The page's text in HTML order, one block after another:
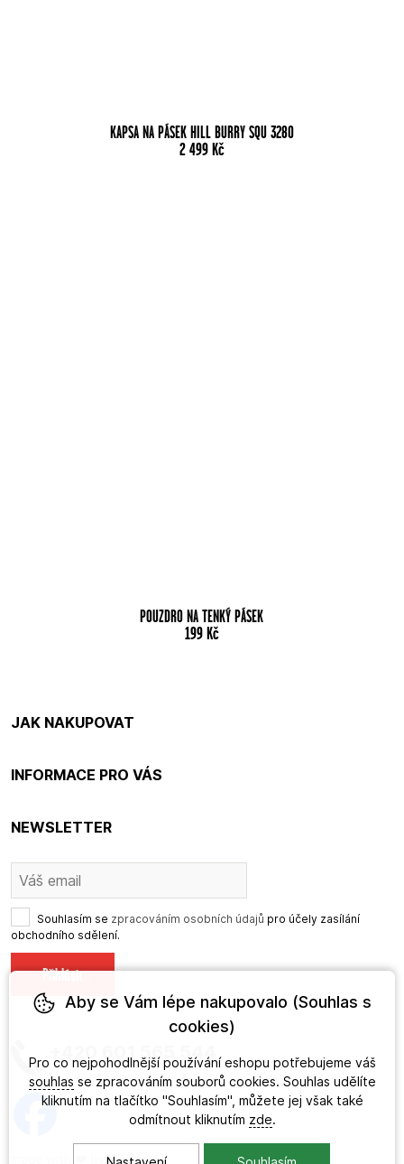
KAPSA NA PÁSEK HILL BURRY SQU 3280
2 499Kč
POUZDRO NA TENKÝ PÁSEK
199Kč
JAK NAKUPOVAT
INFORMACE PRO VÁS
NEWSLETTER
Souhlasím se zpracováním osobních údajů pro účely zasílání
obchodního sdělení.
+420 601 565 544
byineShop
Aby se Vám lépe nakupovalo (Souhlas s
cookies)
Pro co nejpohodlnější používání eshopu potřebujeme váš
souhlas se zpracováním souborů cookies. Souhlas udělíte
kliknutím na tlačítko "Souhlasím", můžete jej však také
odmítnout kliknutím zde.